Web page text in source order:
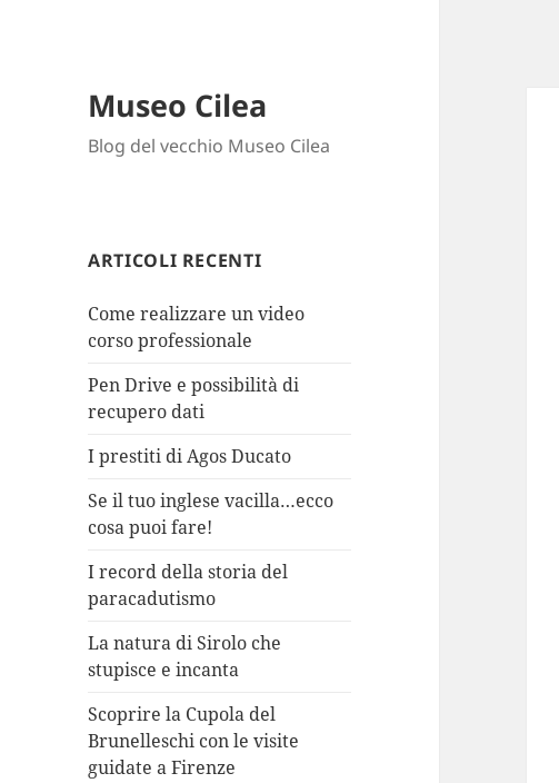
Museo Cilea
Blog del vecchio Museo Cilea
ARTICOLI RECENTI
Come realizzare un video
corso professionale
Pen Drive e possibilità di
recupero dati
I prestiti di Agos Ducato
Se il tuo inglese vacilla…ecco
cosa puoi fare!
I record della storia del
paracadutismo
La natura di Sirolo che
stupisce e incanta
Scoprire la Cupola del
Brunelleschi con le visite
guidate a Firenze